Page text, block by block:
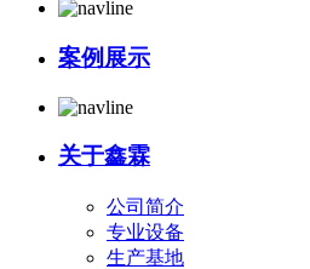
案例展示
关于鑫霖
公司简介
专业设备
生产基地